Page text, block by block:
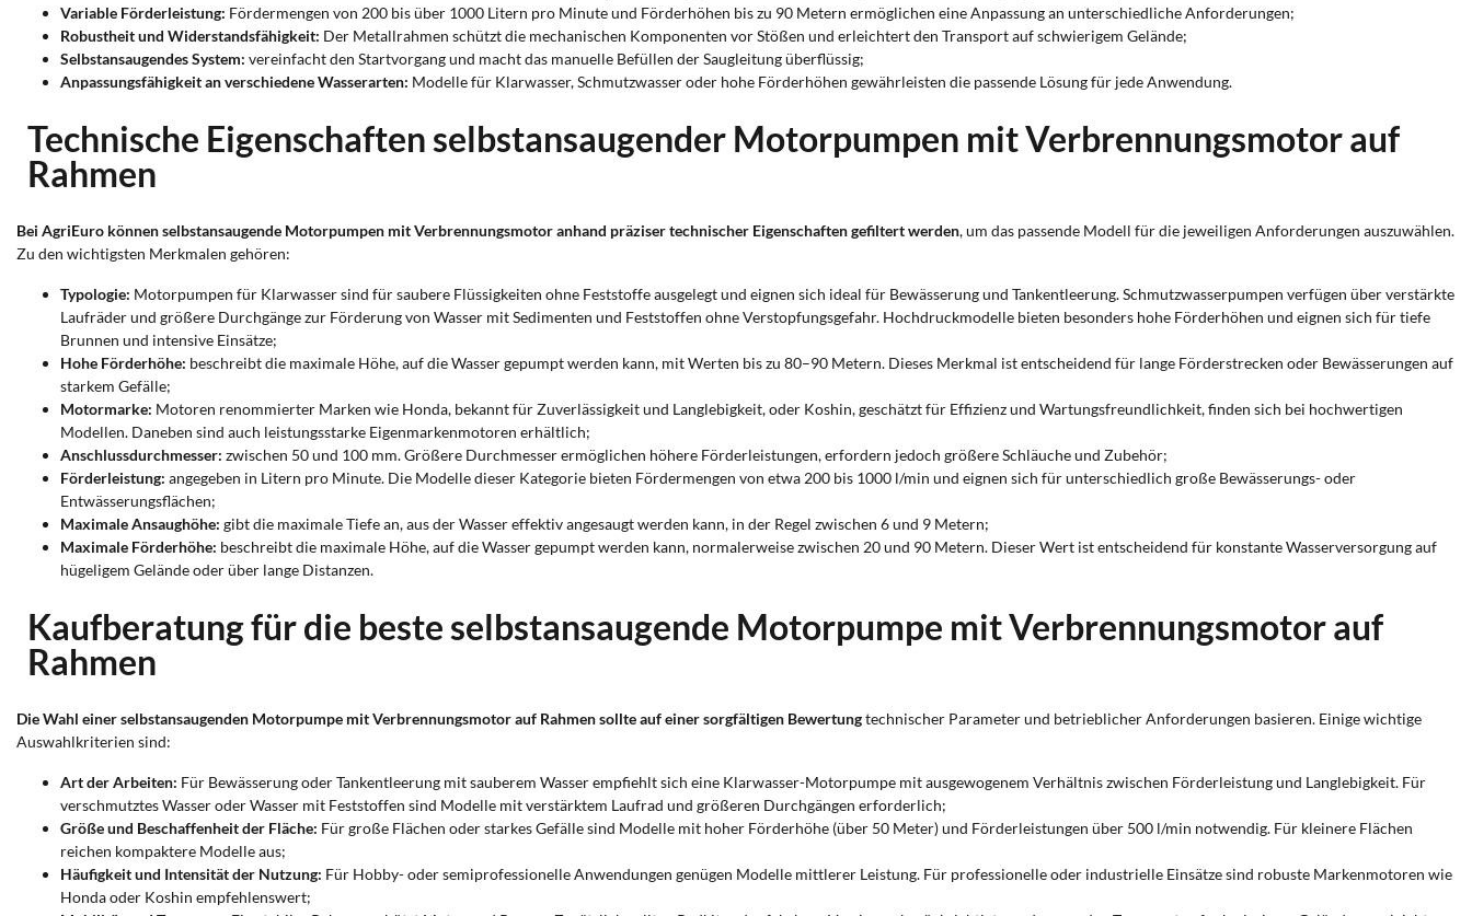
Variable Förderleistung: Fördermengen von 200 bis über 1000 Litern pro Minute und Förderhöhen bis zu 90 Metern ermöglichen eine Anpassung an unterschiedliche Anforderungen;
Robustheit und Widerstandsfähigkeit: Der Metallrahmen schützt die mechanischen Komponenten vor Stößen und erleichtert den Transport auf schwierigem Gelände;
Selbstansaugendes System: vereinfacht den Startvorgang und macht das manuelle Befüllen der Saugleitung überflüssig;
Anpassungsfähigkeit an verschiedene Wasserarten: Modelle für Klarwasser, Schmutzwasser oder hohe Förderhöhen gewährleisten die passende Lösung für jede Anwendung.
Technische Eigenschaften selbstansaugender Motorpumpen mit Verbrennungsmotor auf
Rahmen
Bei AgriEuro können selbstansaugende Motorpumpen mit Verbrennungsmotor anhand präziser technischer Eigenschaften gefiltert werden, um das passende Modell für die jeweiligen Anforderungen auszuwählen.
Zu den wichtigsten Merkmalen gehören:
Typologie: Motorpumpen für Klarwasser sind für saubere Flüssigkeiten ohne Feststoffe ausgelegt und eignen sich ideal für Bewässerung und Tankentleerung. Schmutzwasserpumpen verfügen über verstärkte
Laufräder und größere Durchgänge zur Förderung von Wasser mit Sedimenten und Feststoffen ohne Verstopfungsgefahr. Hochdruckmodelle bieten besonders hohe Förderhöhen und eignen sich für tiefe
Brunnen und intensive Einsätze;
Hohe Förderhöhe: beschreibt die maximale Höhe, auf die Wasser gepumpt werden kann, mit Werten bis zu 80–90 Metern. Dieses Merkmal ist entscheidend für lange Förderstrecken oder Bewässerungen auf
starkem Gefälle;
Motormarke: Motoren renommierter Marken wie Honda, bekannt für Zuverlässigkeit und Langlebigkeit, oder Koshin, geschätzt für Effizienz und Wartungsfreundlichkeit, finden sich bei hochwertigen
Modellen. Daneben sind auch leistungsstarke Eigenmarkenmotoren erhältlich;
Anschlussdurchmesser: zwischen 50 und 100 mm. Größere Durchmesser ermöglichen höhere Förderleistungen, erfordern jedoch größere Schläuche und Zubehör;
Förderleistung: angegeben in Litern pro Minute. Die Modelle dieser Kategorie bieten Fördermengen von etwa 200 bis 1000 l/min und eignen sich für unterschiedlich große Bewässerungs- oder
Entwässerungsflächen;
Maximale Ansaughöhe: gibt die maximale Tiefe an, aus der Wasser effektiv angesaugt werden kann, in der Regel zwischen 6 und 9 Metern;
Maximale Förderhöhe: beschreibt die maximale Höhe, auf die Wasser gepumpt werden kann, normalerweise zwischen 20 und 90 Metern. Dieser Wert ist entscheidend für konstante Wasserversorgung auf
hügeligem Gelände oder über lange Distanzen.
Kaufberatung für die beste selbstansaugende Motorpumpe mit Verbrennungsmotor auf
Rahmen
Die Wahl einer selbstansaugenden Motorpumpe mit Verbrennungsmotor auf Rahmen sollte auf einer sorgfältigen Bewertungtechnischer Parameter und betrieblicher Anforderungen basieren. Einige wichtige
Auswahlkriterien sind:
Art der Arbeiten: Für Bewässerung oder Tankentleerung mit sauberem Wasser empfiehlt sich eine Klarwasser-Motorpumpe mit ausgewogenem Verhältnis zwischen Förderleistung und Langlebigkeit. Für
verschmutztes Wasser oder Wasser mit Feststoffen sind Modelle mit verstärktem Laufrad und größeren Durchgängen erforderlich;
Größe und Beschaffenheit der Fläche: Für große Flächen oder starkes Gefälle sind Modelle mit hoher Förderhöhe (über 50 Meter) und Förderleistungen über 500 l/min notwendig. Für kleinere Flächen
reichen kompaktere Modelle aus;
Häufigkeit und Intensität der Nutzung: Für Hobby- oder semiprofessionelle Anwendungen genügen Modelle mittlerer Leistung. Für professionelle oder industrielle Einsätze sind robuste Markenmotoren wie
Honda oder Koshin empfehlenswert;